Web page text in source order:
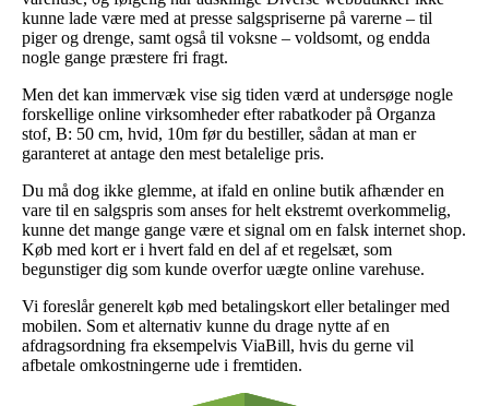
kunne lade være med at presse salgspriserne på varerne – til
piger og drenge, samt også til voksne – voldsomt, og endda
nogle gange præstere fri fragt.
Men det kan immervæk vise sig tiden værd at undersøge nogle
forskellige online virksomheder efter rabatkoder på Organza
stof, B: 50 cm, hvid, 10m før du bestiller, sådan at man er
garanteret at antage den mest betalelige pris.
Du må dog ikke glemme, at ifald en online butik afhænder en
vare til en salgspris som anses for helt ekstremt overkommelig,
kunne det mange gange være et signal om en falsk internet shop.
Køb med kort er i hvert fald en del af et regelsæt, som
begunstiger dig som kunde overfor uægte online varehuse.
Vi foreslår generelt køb med betalingskort eller betalinger med
mobilen. Som et alternativ kunne du drage nytte af en
afdragsordning fra eksempelvis ViaBill, hvis du gerne vil
afbetale omkostningerne ude i fremtiden.